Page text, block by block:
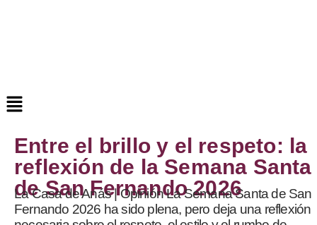
Entre el brillo y el respeto: la
reflexión de la Semana Santa
de San Fernando 2026
La Casa de Anás | Opinión La Semana Santa de San
Fernando 2026 ha sido plena, pero deja una reflexión